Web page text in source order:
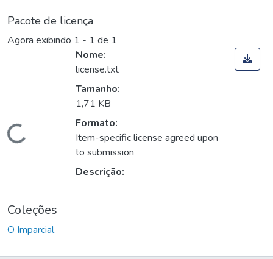
Pacote de licença
Agora exibindo 1 - 1 de 1
Carregando...
Nome:
license.txt
Tamanho:
1,71 KB
Formato:
Item-specific license agreed upon
to submission
Descrição:
Coleções
O Imparcial